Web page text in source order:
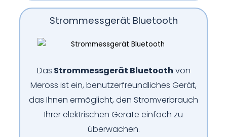
Strommessgerät Bluetooth
Das Strommessgerät Bluetooth von
Meross ist ein, benutzerfreundliches Gerät,
das Ihnen ermöglicht, den Stromverbrauch
Ihrer elektrischen Geräte einfach zu
überwachen.